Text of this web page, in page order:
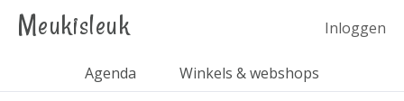
Meukisleuk Inloggen
Agenda Winkels & webshops